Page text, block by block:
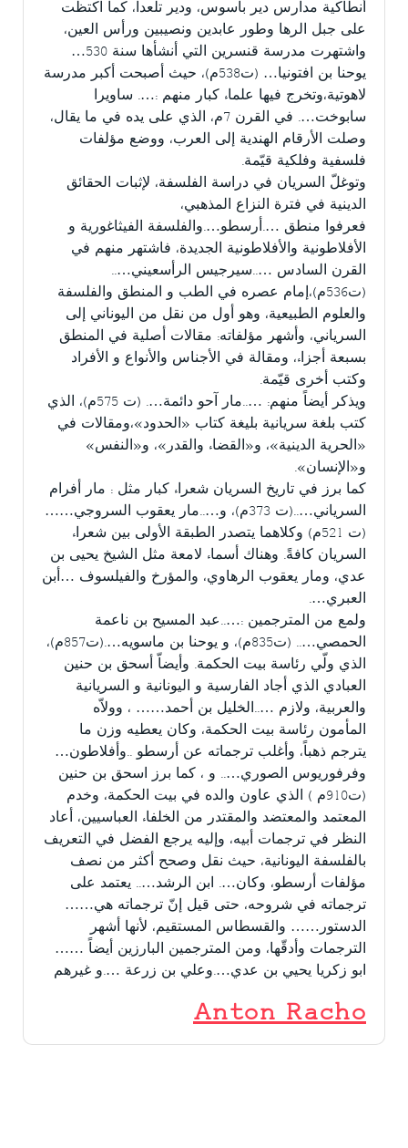
أنطاكية مدارس دير باسوس، ودير تلعدا، كما اكتظت
على جبل الرها وطور عابدين ونصيبين ورأس العين،
واشتهرت مدرسة قنسرين التي أنشأها سنة 530…
يوحنا بن افتونيا… (ت538م)، حيث أصبحت أكبر مدرسة
لاهوتية،وتخرج فيها علماء كبار منهم :…. ساويرا
سابوخت…. في القرن 7م، الذي على يده في ما يقال،
وصلت الأرقام الهندية إلى العرب، ووضع مؤلفات
فلسفية وفلكية قيّمة.
وتوغلّ السريان في دراسة الفلسفة، لإثبات الحقائق
الدينية في فترة النزاع المذهبي،
فعرفوا منطق ….أرسطو….والفلسفة الفيثاغورية و
الأفلاطونية والأفلاطونية الجديدة، فاشتهر منهم في
القرن السادس …..سيرجيس الرأسعيني…..
(ت536م)،إمام عصره في الطب و المنطق والفلسفة
والعلوم الطبيعية، وهو أول من نقل من اليوناني إلى
السرياني، وأشهر مؤلفاته: مقالات أصلية في المنطق
بسبعة أجزاء، ومقالة في الأجناس والأنواع و الأفراد
وكتب أخرى قيّمة.
ويذكر أيضاً منهم: …..مار آحو دائمة…. (ت 575م)، الذي
كتب بلغة سريانية بليغة كتاب «الحدود»،ومقالات في
«الحرية الدينية»، و«القضاء والقدر»، و«النفس»
و«الإنسان».
كما برز في تاريخ السريان شعراء كبار مثل : مار أفرام
السرياني…..(ت 373م)، و…..مار يعقوب السروجي……
(ت 521م) وكلاهما يتصدر الطبقة الأولى بين شعراء
السريان كافةً. وهناك أسماء لامعة مثل الشيخ يحيى بن
عدي، ومار يعقوب الرهاوي، والمؤرخ والفيلسوف …أبن
العبري….
ولمع من المترجمين :…..عبد المسيح بن ناعمة
الحمصي….. (ت835م)، و يوحنا بن ماسويه….(ت857م)،
الذي ولّي رئاسة بيت الحكمة. وأيضاّ أسحق بن حنين
العبادي الذي أجاد الفارسية و اليونانية و السريانية
والعربية، ولازم …..الخليل بن أحمد…… ، وولاّه
المأمون رئاسة بيت الحكمة، وكان يعطيه وزن ما
يترجم ذهباً، وأغلب ترجماته عن أرسطو ..وأفلاطون…
وفرفوريوس الصوري….. و ، كما برز اسحق بن حنين
(ت910م ) الذي عاون والده في بيت الحكمة، وخدم
المعتمد والمعتضد والمقتدر من الخلفاء العباسيين، أعاد
النظر في ترجمات أبيه، وإليه يرجع الفضل في التعريف
بالفلسفة اليونانية، حيث نقل وصحح أكثر من نصف
مؤلفات أرسطو، وكان…. ابن الرشد….. يعتمد على
ترجماته في شروحه، حتى قيل إنّ ترجماته هي……
الدستور…… والقسطاس المستقيم، لأنها أشهر
الترجمات وأدقّها، ومن المترجمين البارزين أيضاً ……
ابو زكريا يحيي بن عدي….وعلي بن زرعة ….و غيرهم
Anton Racho